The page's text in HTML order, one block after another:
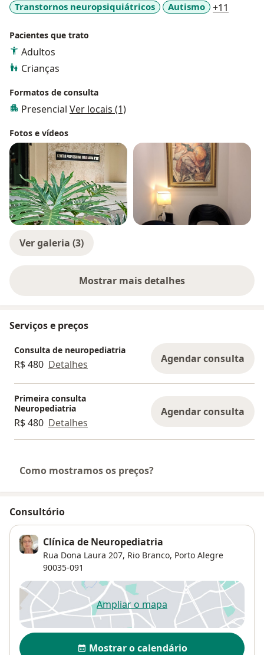
Transtornos neuropsiquiátricos
Autismo +11
Pacientes que trato
Adultos
Crianças
Formatos de consulta
Presencial Ver locais (1)
Fotos e vídeos
Ver galeria (3)
Mostrar mais detalhes
sobre a experiência
Serviços e preços
Consulta de neuropediatria
R$ 480 Detalhes Agendar consulta
Primeira consulta
Neuropediatria
R$ 480 Detalhes
Agendar consulta
Como mostramos os preços?
Consultório
Clínica de Neuropediatria
Rua Dona Laura 207, Rio Branco, Porto Alegre
90035-091
Ampliar o mapaabre num novo separador
Disponibilidade
Mostrar o calendário